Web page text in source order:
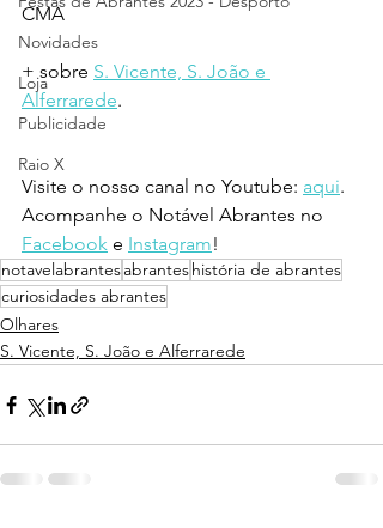
Novidades
Loja
Publicidade
Raio X
CMA
+ sobre S. Vicente, S. João e
Alferrarede.
Visite o nosso canal no Youtube: aqui.
Acompanhe o Notável Abrantes no
Facebook e Instagram!
notavelabrantesabranteshistória de abrantes
curiosidades abrantes
Olhares
S. Vicente, S. João e Alferrarede